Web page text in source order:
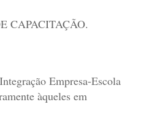
CAPACITAÇÃO.
Empresa-Escola
àqueles em